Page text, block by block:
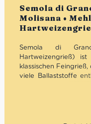
Semola di
Molisana •
Bewertet
Semola di
Hartweizengrieß)
klassischen
viele Ballaststoffe
kannst Du in der
Pasta, über
Windbeutel alle